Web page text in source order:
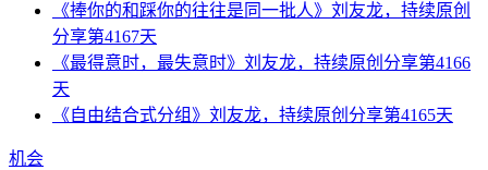
《捧你的和踩你的往往是同一批人》刘友龙，持续原创
分享第4167天
《最得意时，最失意时》刘友龙，持续原创分享第4166
天
《自由结合式分组》刘友龙，持续原创分享第4165天
机会